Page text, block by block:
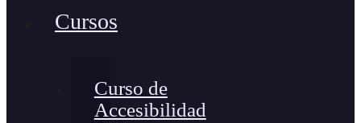
Cursos
Curso de
Accesibilidad